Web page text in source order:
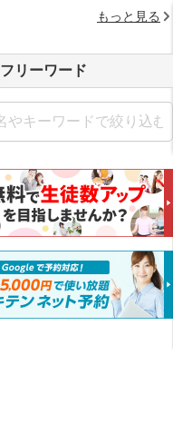
もっと見る
フリーワード